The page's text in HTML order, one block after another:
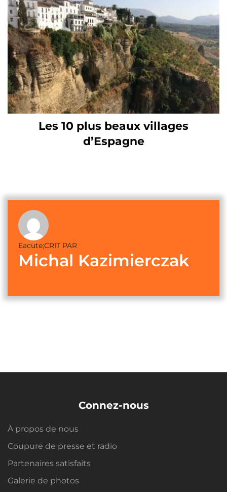
Les 10 plus beaux villages
d’Espagne
Eacute;CRIT PAR
Michal Kazimierczak
Connez-nous
À propos de nous
Coupure de presse et radio
Partenaires satisfaits
Galerie de photos